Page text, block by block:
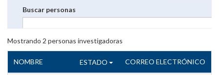
Buscar personas
Mostrando 2 personas investigadoras
NOMBRE ESTADO CORREO ELECTRÓNICO